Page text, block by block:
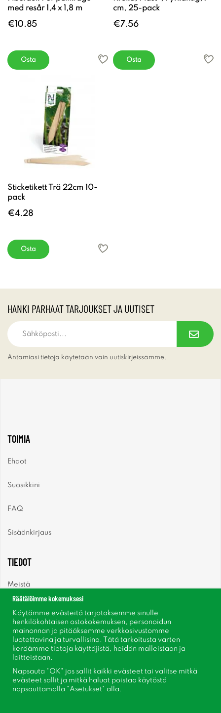
med resår 1,4 x 1,8 m
€10.85
Osta
cm, 25-pack
€7.56
Osta
Sticketikett Trä 22cm 10-
pack
€4.28
Osta
HANKI PARHAAT TARJOUKSET JA UUTISET
Antamiasi tietoja käytetään vain uutiskirjeissämme.
TOIMIA
Ehdot
Suosikkini
FAQ
Sisäänkirjaus
TIEDOT
Meistä
Uutiset
Uutiskirje
Tietoja evästeistä
Inspiraatiota
Räätälöimme kokemuksesi
Käytämme evästeitä tarjotaksemme sinulle
henkilökohtaisen ostokokemuksen, personoidun
mainonnan ja pitääksemme verkkosivustomme
luotettavina ja turvallisina. Tätä tarkoitusta varten
keräämme tietoja käyttäjistä, heidän malleistaan ​​ja
laitteistaan.
Napsauta "OK" jos sallit kaikki evästeet tai valitse mitkä
evästeet sallit ja mitkä haluat poistaa käytöstä
napsauttamalla "Asetukset" alla.